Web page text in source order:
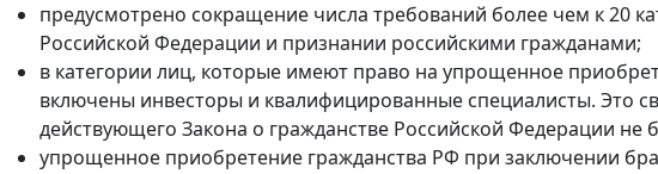
предусмотрено сокращение числа требований более чем к 20
Российской Федерации и признании российскими гражданами;
в категории лиц, которые имеют право на упрощенное
включены инвесторы и квалифицированные специалисты. Это
действующего Закона о гражданстве Российской Федерации не
упрощенное приобретение гражданства РФ при заключении